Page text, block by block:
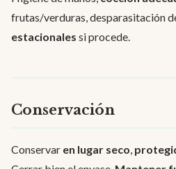
frutas/verduras, desparasitación
estacionales si procede.
Conservación
Conservar en lugar seco,